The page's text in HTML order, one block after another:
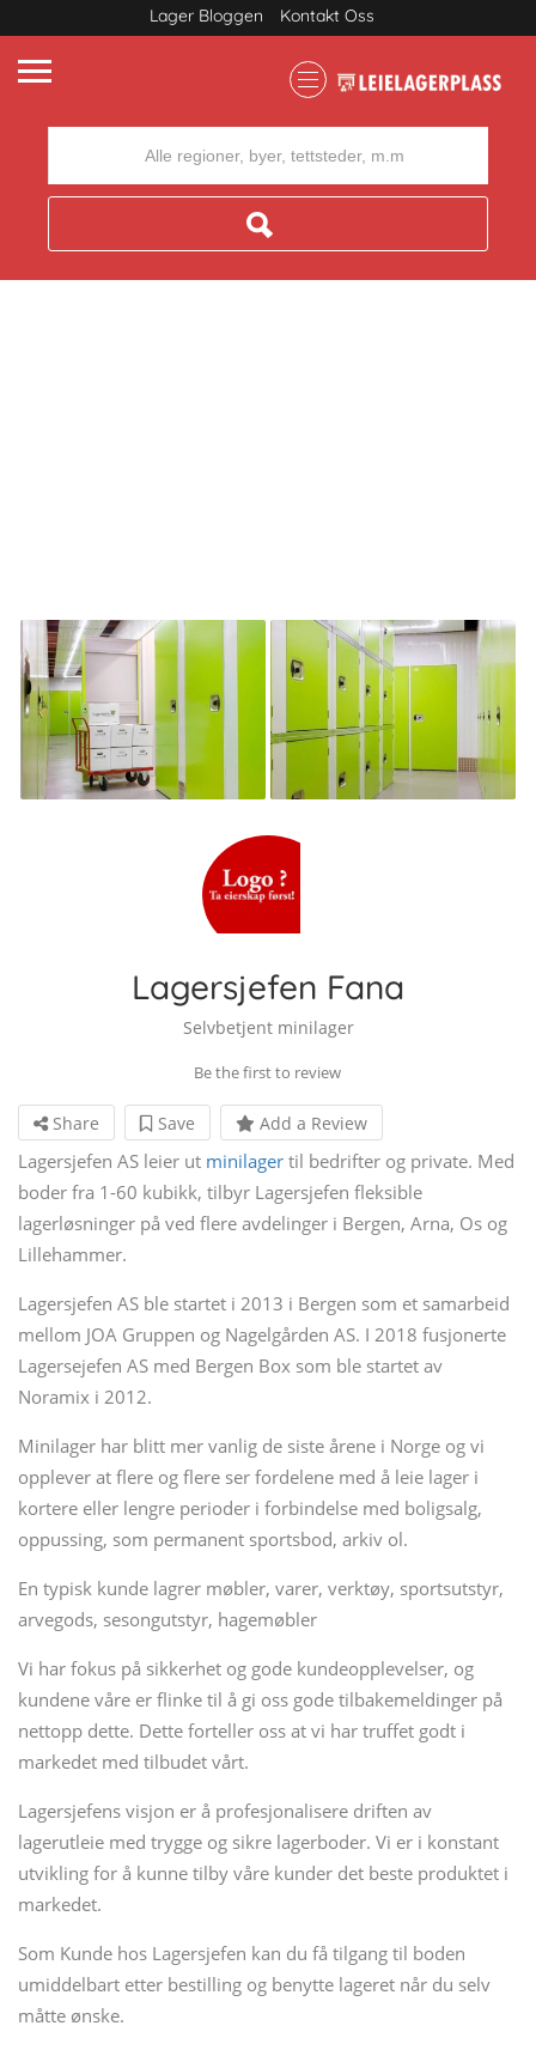
Lager Bloggen Kontakt Oss
Lagersjefen Fana
Selvbetjent minilager
Be the first to review
Share Save Add a Review
Lagersjefen AS leier ut minilager til bedrifter og private. Med
boder fra 1-60 kubikk, tilbyr Lagersjefen fleksible
lagerløsninger på ved flere avdelinger i Bergen, Arna, Os og
Lillehammer.
Lagersjefen AS ble startet i 2013 i Bergen som et samarbeid
mellom JOA Gruppen og Nagelgården AS. I 2018 fusjonerte
Lagersejefen AS med Bergen Box som ble startet av
Noramix i 2012.
Minilager har blitt mer vanlig de siste årene i Norge og vi
opplever at flere og flere ser fordelene med å leie lager i
kortere eller lengre perioder i forbindelse med boligsalg,
oppussing, som permanent sportsbod, arkiv ol.
En typisk kunde lagrer møbler, varer, verktøy, sportsutstyr,
arvegods, sesongutstyr, hagemøbler
Vi har fokus på sikkerhet og gode kundeopplevelser, og
kundene våre er flinke til å gi oss gode tilbakemeldinger på
nettopp dette. Dette forteller oss at vi har truffet godt i
markedet med tilbudet vårt.
Lagersjefens visjon er å profesjonalisere driften av
lagerutleie med trygge og sikre lagerboder. Vi er i konstant
utvikling for å kunne tilby våre kunder det beste produktet i
markedet.
Som Kunde hos Lagersjefen kan du få tilgang til boden
umiddelbart etter bestilling og benytte lageret når du selv
måtte ønske.